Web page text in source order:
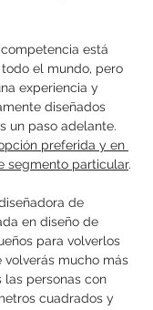
está
el mundo, pero
experiencia y
diseñados
un paso adelante.
preferida y en
segmento particular.
de
en diseño de
para volverlos
volverás mucho más
las personas con
cuadrados y